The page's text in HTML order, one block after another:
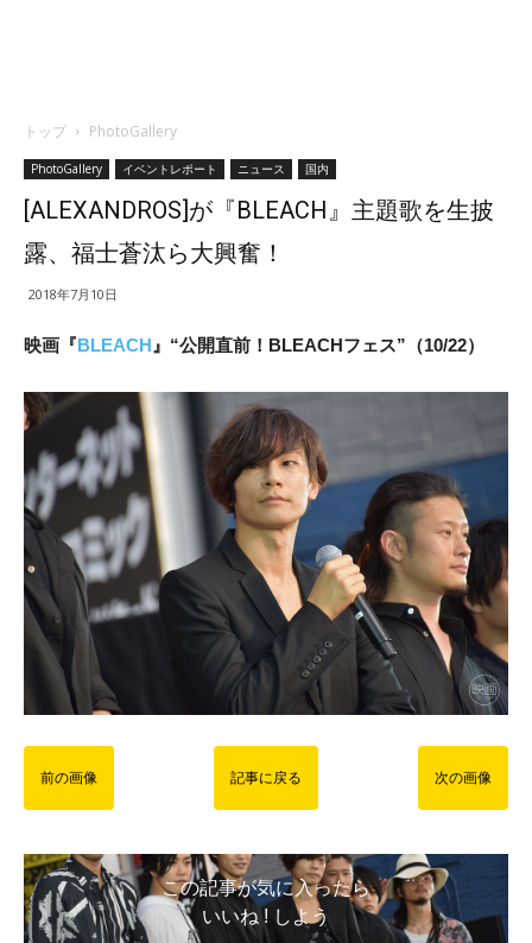
トップ PhotoGallery
PhotoGallery イベントレポート ニュース 国内
[ALEXANDROS]が『BLEACH』主題歌を生披
露、福士蒼汰ら大興奮！
2018年7月10日
映画『BLEACH 』“公開直前！BLEACHフェス”（10/22）
前の画像 記事に戻る 次の画像
この記事が気に入ったら
いいね ! しよう